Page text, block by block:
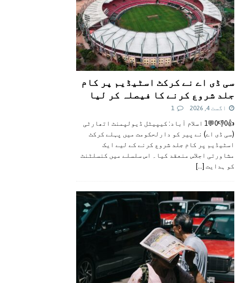
سی ڈی اے نے کرکٹ اسٹیڈیم پر کام
جلد شروع کرنے کا فیصلہ کر لیا
اگست 4, 2026 1
👍0👎0💬1 اسلام آباد: کیپیٹل ڈیولپمنٹ اتھارٹی
(سی ڈی اے) نے پیر کو دارلحکومت میں پہلے کرکٹ
اسٹیڈیم پر کام جلد شروع کرنے کے لیے ایک
مشاورتی اجلاس منعقد کیا۔ اس سلسلے میں کنسلٹنٹ
کو ہدایت [...]